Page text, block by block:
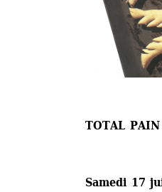
TOTAL
Samedi 17